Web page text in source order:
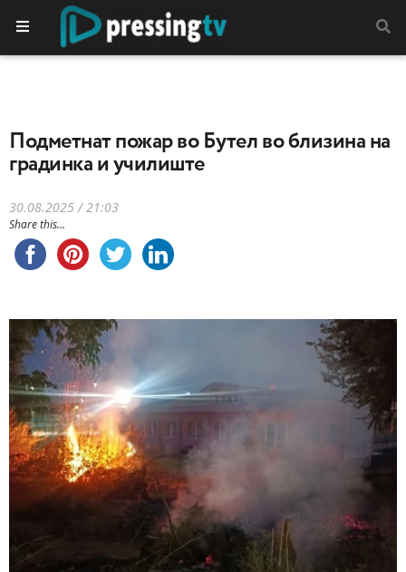
Подметнат пожар во Бутел во близина на
градинка и училиште
30.08.2025 / 21:03
Share this...